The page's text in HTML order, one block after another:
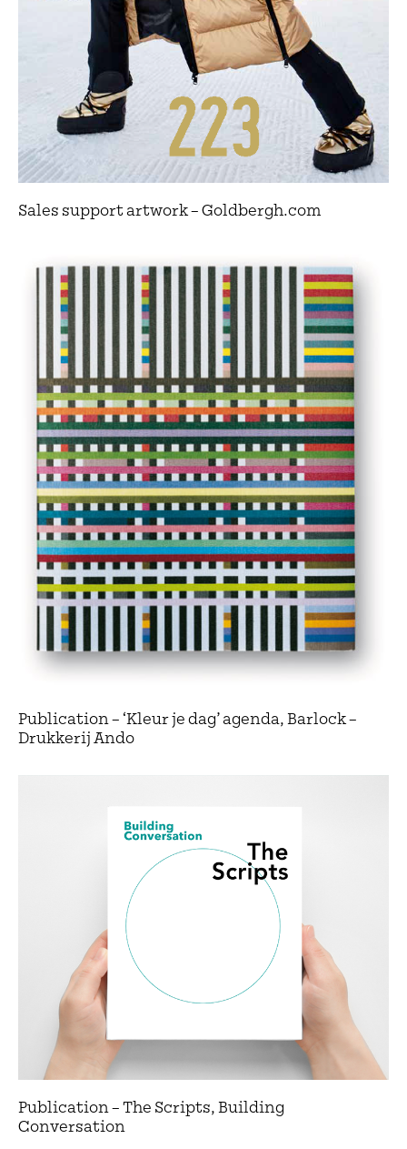
Sales support artwork – Goldbergh.com
Publication – ‘Kleur je dag’ agenda, Barlock –
Drukkerij Ando
Publication – The Scripts, Building
Conversation